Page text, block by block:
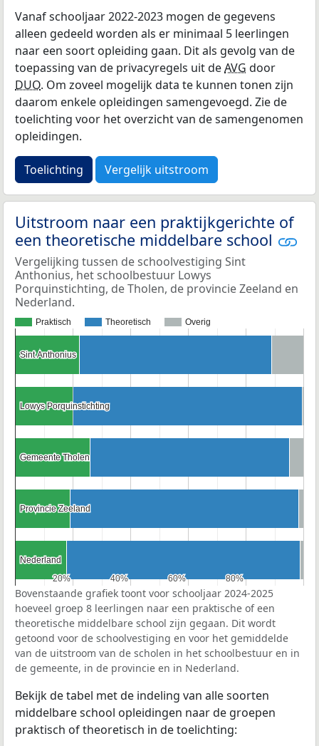
Vanaf schooljaar 2022-2023 mogen de gegevens
alleen gedeeld worden als er minimaal 5 leerlingen
naar een soort opleiding gaan. Dit als gevolg van de
toepassing van de privacyregels uit deAVG door
DUO. Om zoveel mogelijk data te kunnen tonen zijn
daarom enkele opleidingen samengevoegd. Zie de
toelichting voor het overzicht van de samengenomen
opleidingen.
Toelichting Vergelijk uitstroom
Uitstroom naar een praktijkgerichte of
een theoretische middelbare school
Vergelijking tussen de schoolvestiging Sint
Anthonius, het schoolbestuur Lowys
Porquinstichting, de Tholen, de provincie Zeeland en
Nederland.
Praktisch Theoretisch Overig
20%
20% 40%
40% 60%
60% 80%
80%
Sint Anthonius
Sint Anthonius
Lowys Porquinstichting
Lowys Porquinstichting
Gemeente Tholen
Gemeente Tholen
Provincie Zeeland
Provincie Zeeland
Nederland
Nederland
Bovenstaande grafiek toont voor schooljaar 2024-2025
hoeveel groep 8 leerlingen naar een praktische of een
theoretische middelbare school zijn gegaan. Dit wordt
getoond voor de schoolvestiging en voor het gemiddelde
van de uitstroom van de scholen in het schoolbestuur en in
de gemeente, in de provincie en in Nederland.
Bekijk de tabel met de indeling van alle soorten
middelbare school opleidingen naar de groepen
praktisch of theoretisch in de toelichting: